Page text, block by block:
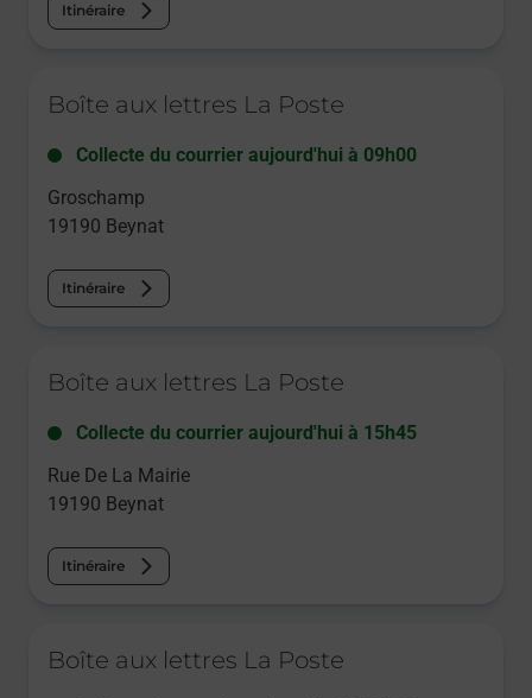
Itinéraire
Boîte aux lettres La Poste
Collecte du courrier aujourd'hui à 09h00
Groschamp
19190 Beynat
Itinéraire
Boîte aux lettres La Poste
Collecte du courrier aujourd'hui à 15h45
Rue De La Mairie
19190 Beynat
Itinéraire
Boîte aux lettres La Poste